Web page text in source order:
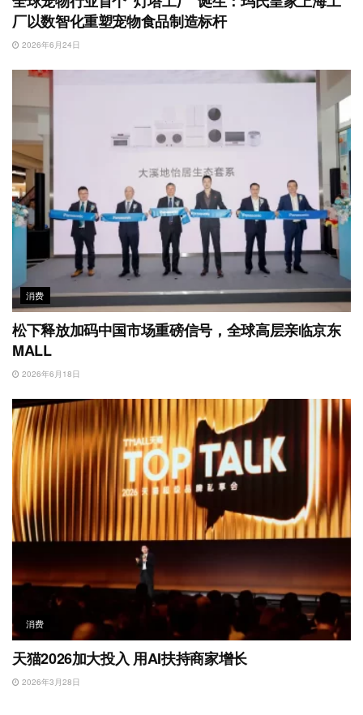
厂以数智化重塑宠物食品制造标杆
2026年6月24日
消费
松下释放加码中国市场重磅信号，全球高层亲临京东
MALL
2026年6月18日
消费
天猫2026加大投入 用AI扶持商家增长
2026年3月28日